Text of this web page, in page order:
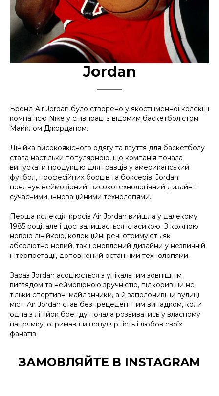
Jordan
Бренд Air Jordan було створено у якості іменної колекції
компанією Nike у співпраці з відомим баскетболістом
Майклом Джорданом.
Лінійка високоякісного одягу та взуття для баскетболу
стала настільки популярною, що компанія почала
випускати продукцію для гравців у американський
футбол, професійних борців та боксерів. Jordan
поєднує неймовірний, високотехнологічний дизайн з
сучасними, інноваційними технологіями.
Перша колекція кросів Air Jordan вийшла у далекому
1985 році, але і досі залишається класикою. З кожною
новою лінійкою, колекційні речі отримують як
абсолютно новий, так і оновлений дизайни у незвичній
інтерпретації, доповнений останніми технологіями.
Зараз Jordan асоціюється з унікальним зовнішнім
виглядом та неймовірною зручністю, підкоривши не
тільки спортивні майданчики, а й заполонивши вулиці
міст. Air Jordan став безпрецедентним випадком, коли
одна з лінійок бренду почала розвиватись у власному
напрямку, отримавши популярність і любов своїх
фанатів.
ЗАМОВЛЯЙТЕ В INSTAGRAM